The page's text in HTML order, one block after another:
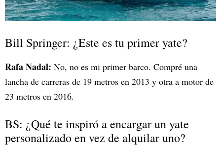
Bill Springer: ¿Este es tu primer yate?
Rafa Nadal: No, no es mi primer barco. Compré una
lancha de carreras de 19 metros en 2013 y otra a motor de
23 metros en 2016.
BS: ¿Qué te inspiró a encargar un yate
personalizado en vez de alquilar uno?